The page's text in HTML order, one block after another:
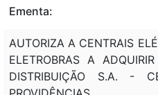
Ementa:
AUTORIZA A CENTRAIS
ELETROBRAS A
DISTRIBUIÇÃO S.A. -